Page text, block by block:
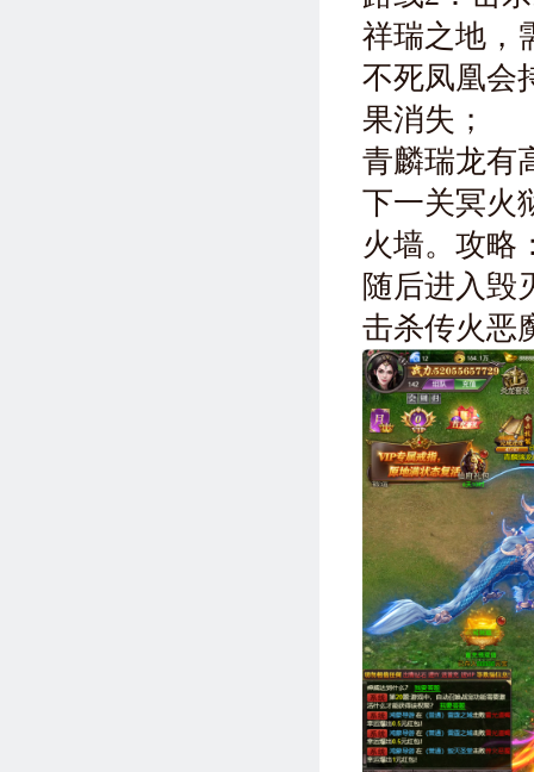
祥瑞之地，
不死凤凰会
果消失；
青麟瑞龙有
下一关冥火
火墙。攻略
随后进入毁
击杀传火恶